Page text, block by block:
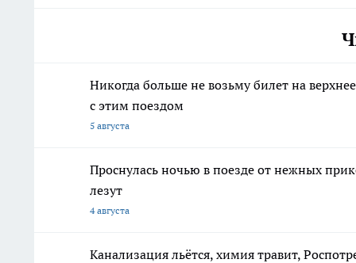
Никогда больше не возьму билет на
с этим поездом
5 августа
Проснулась ночью в поезде от нежных
лезут
4 августа
Канализация льётся, химия травит,